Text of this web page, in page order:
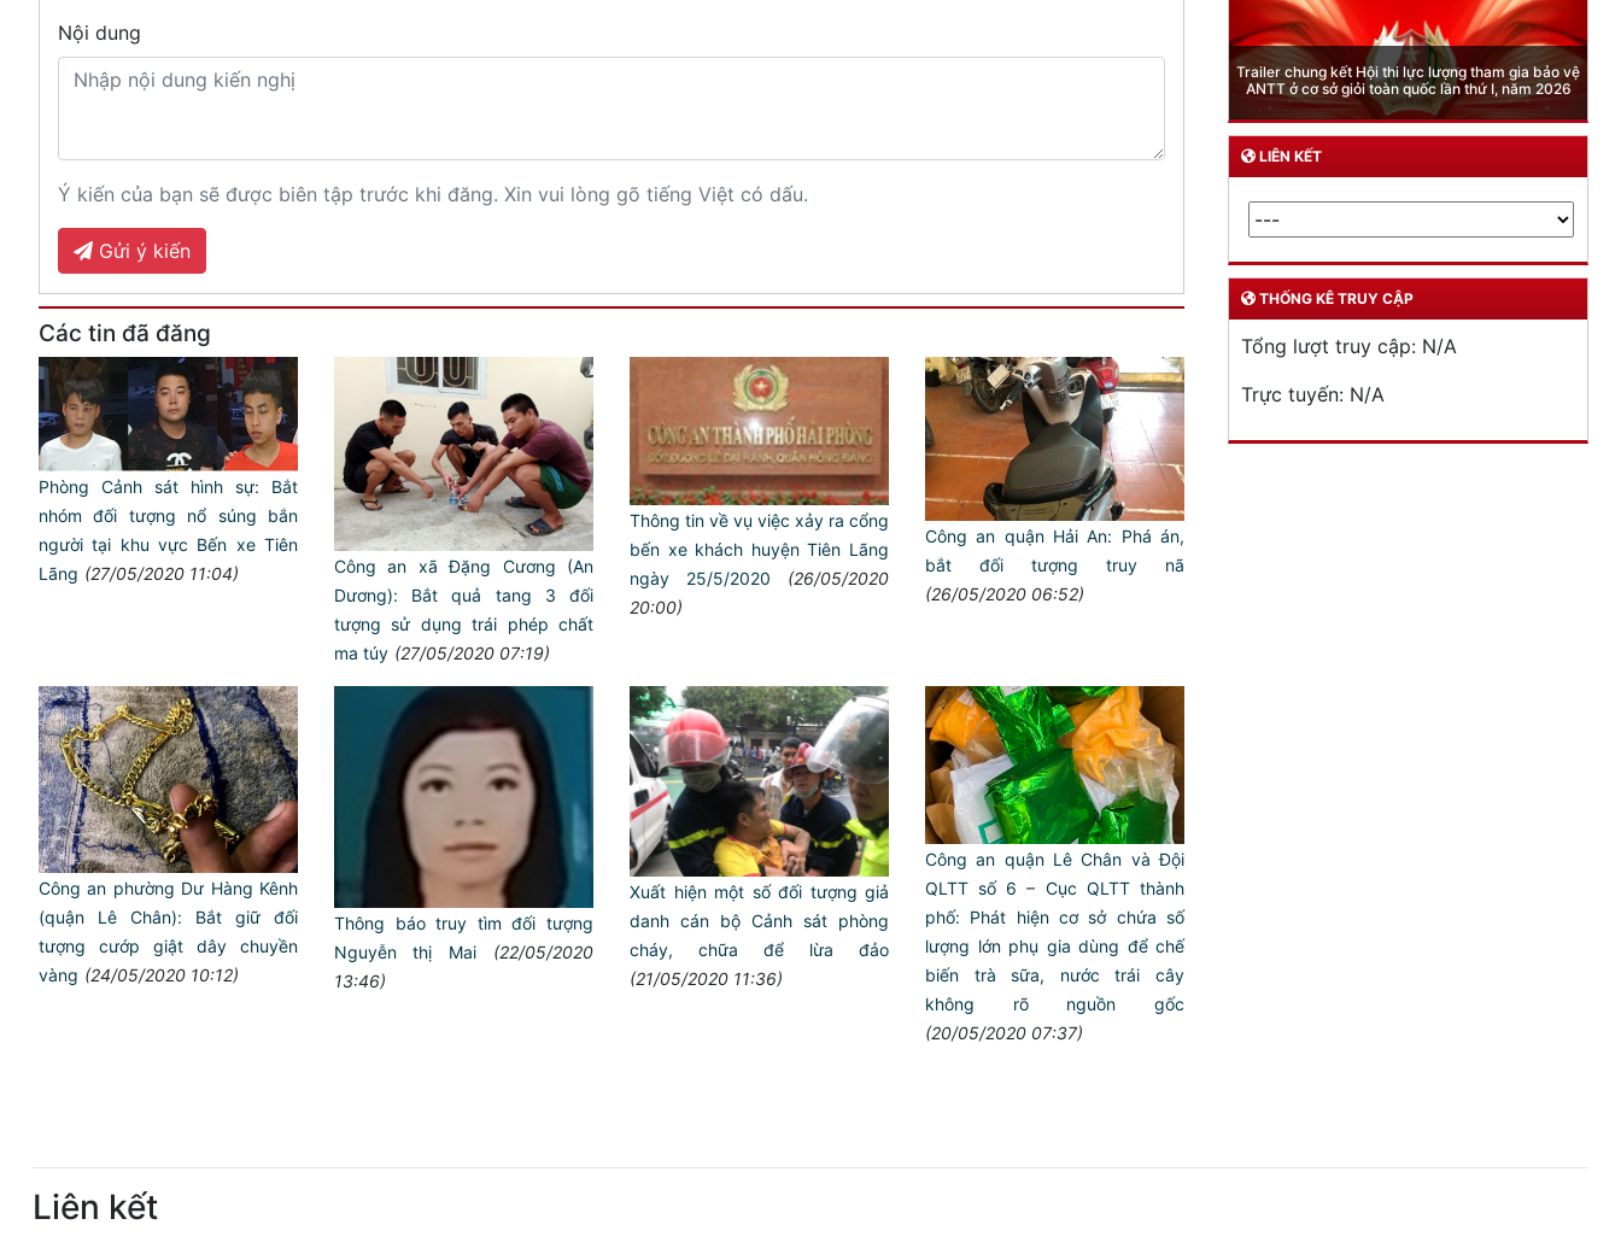
Nội dung
Ý kiến của bạn sẽ được biên tập trước khi đăng. Xin vui lòng gõ tiếng Việt có dấu.
Gửi ý kiến
Các tin đã đăng
Phòng Cảnh sát hình sự: Bắt
nhóm đối tượng nổ súng bắn
người tại khu vực Bến xe Tiên
Lãng (27/05/2020 11:04)
Công an xã Đặng Cương (An
Dương): Bắt quả tang 3 đối
tượng sử dụng trái phép chất
ma túy (27/05/2020 07:19)
Thông tin về vụ việc xảy ra cổng
bến xe khách huyện Tiên Lãng
ngày 25/5/2020
(26/05/2020
20:00)
Công an quận Hải An: Phá án,
bắt đối tượng truy nã
(26/05/2020 06:52)
Công an phường Dư Hàng Kênh
(quận Lê Chân): Bắt giữ đối
tượng cướp giật dây chuyền
vàng (24/05/2020 10:12)
Thông báo truy tìm đối tượng
Nguyễn thị Mai
(22/05/2020
13:46)
Xuất hiện một số đối tượng giả
danh cán bộ Cảnh sát phòng
cháy, chữa để lừa đảo
(21/05/2020 11:36)
Công an quận Lê Chân và Đội
QLTT số 6 – Cục QLTT thành
phố: Phát hiện cơ sở chứa số
lượng lớn phụ gia dùng để chế
biến trà sữa, nước trái cây
không rõ nguồn gốc
(20/05/2020 07:37)
Phòng Quản lý xuất nhập cảnh: Hướng dẫn những
quy định mới trong lĩnh vực xuất cảnh, nhập cảnh
của công dân việt nam từ ngày 01/7/2026
LIÊN KẾT
THỐNG KÊ TRUY CẬP
Tổng lượt truy cập: N/A
Trực tuyến: N/A
Liên kết